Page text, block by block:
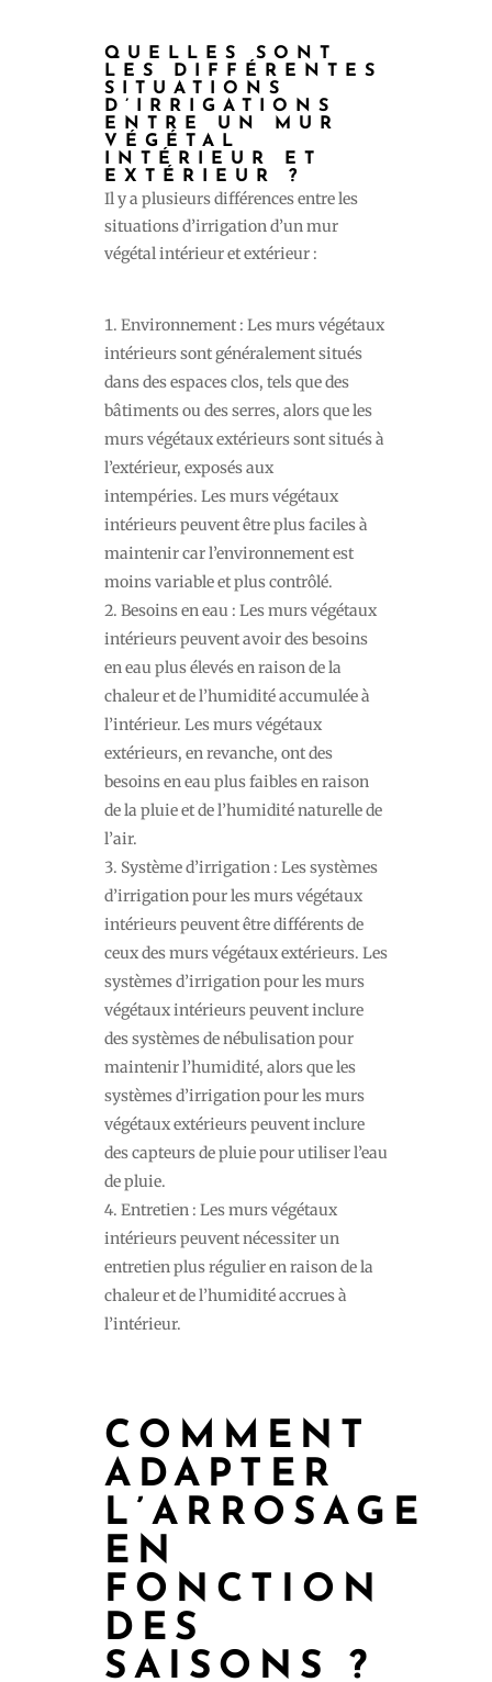
QUELLES SONT
LES DIFFÉRENTES
SITUATIONS
D’IRRIGATIONS
ENTRE UN MUR
VÉGÉTAL
INTÉRIEUR ET
EXTÉRIEUR ?
Il y a plusieurs différences entre les
situations d’irrigation d’un mur
végétal intérieur et extérieur :
Environnement : Les murs végétaux
intérieurs sont généralement situés
dans des espaces clos, tels que des
bâtiments ou des serres, alors que les
murs végétaux extérieurs sont situés à
l’extérieur, exposés aux
intempéries. Les murs végétaux
intérieurs peuvent être plus faciles à
maintenir car l’environnement est
moins variable et plus contrôlé.
Besoins en eau : Les murs végétaux
intérieurs peuvent avoir des besoins
en eau plus élevés en raison de la
chaleur et de l’humidité accumulée à
l’intérieur. Les murs végétaux
extérieurs, en revanche, ont des
besoins en eau plus faibles en raison
de la pluie et de l’humidité naturelle de
l’air.
Système d’irrigation : Les systèmes
d’irrigation pour les murs végétaux
intérieurs peuvent être différents de
ceux des murs végétaux extérieurs. Les
systèmes d’irrigation pour les murs
végétaux intérieurs peuvent inclure
des systèmes de nébulisation pour
maintenir l’humidité, alors que les
systèmes d’irrigation pour les murs
végétaux extérieurs peuvent inclure
des capteurs de pluie pour utiliser l’eau
de pluie.
Entretien : Les murs végétaux
intérieurs peuvent nécessiter un
entretien plus régulier en raison de la
chaleur et de l’humidité accrues à
l’intérieur.
COMMENT
ADAPTER
L’ARROSAGE
EN
FONCTION
DES
SAISONS ?